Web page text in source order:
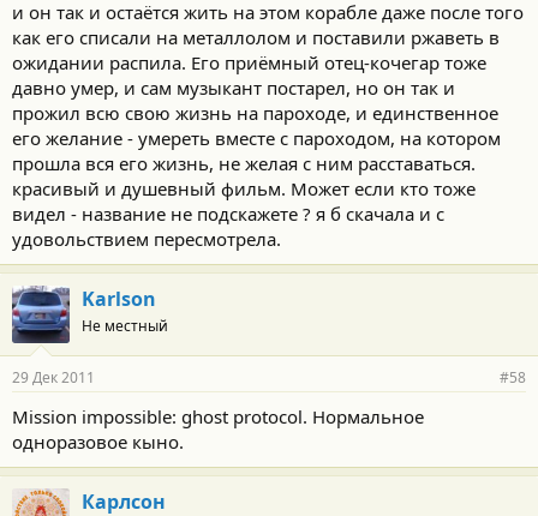
и он так и остаётся жить на этом корабле даже после того
как его списали на металлолом и поставили ржаветь в
ожидании распила. Его приёмный отец-кочегар тоже
давно умер, и сам музыкант постарел, но он так и
прожил всю свою жизнь на пароходе, и единственное
его желание - умереть вместе с пароходом, на котором
прошла вся его жизнь, не желая с ним расставаться.
красивый и душевный фильм. Может если кто тоже
видел - название не подскажете ? я б скачала и с
удовольствием пересмотрела.
Karlson
Не местный
29 Дек 2011 #58
Mission impossible: ghost protocol. Нормальное
одноразовое кыно.
Карлсон